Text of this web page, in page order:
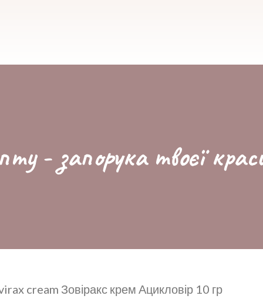
- запорука твоєї
cream Зовіракс крем Ацикловір 10 гр